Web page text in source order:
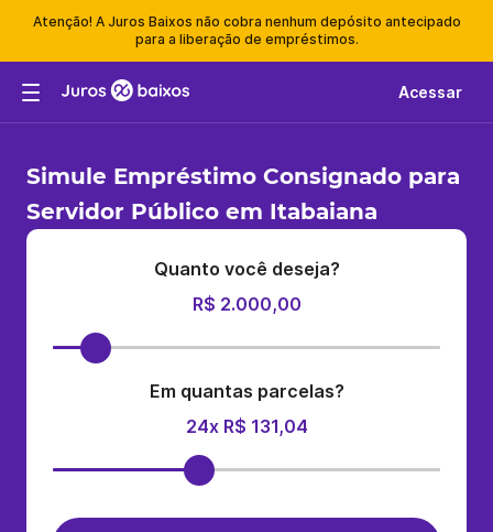
Atenção! A Juros Baixos não cobra nenhum depósito antecipado
para a liberação de empréstimos.
Acessar
Simule Empréstimo Consignado para
Servidor Público em Itabaiana
Quanto você deseja?
R$ 2.000,00
Em quantas parcelas?
24x R$ 131,04